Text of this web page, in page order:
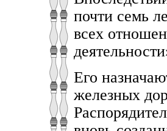
почти семь
всех
Его
железных